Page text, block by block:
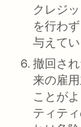
クレジ
を行わ
与えてい
撤回さ
来の雇
ことが
ティテ